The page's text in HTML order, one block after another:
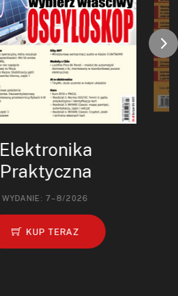
Elektronika
Praktyczna
WYDANIE: 7–8/2026
KUP TERAZ